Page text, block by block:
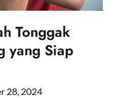
Tonggak
yang Siap
28, 2024